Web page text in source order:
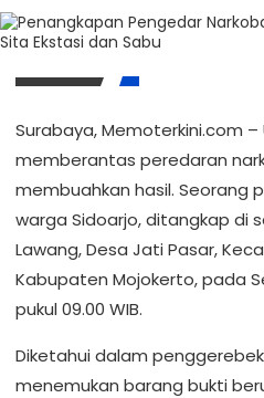
Surabaya, Memoterkini.com
memberantas peredaran
membuahkan hasil. Seorang
warga Sidoarjo, ditangkap di
Lawang, Desa Jati Pasar,
Kabupaten Mojokerto, pada
pukul 09.00 WIB.
Diketahui dalam
menemukan barang bukti